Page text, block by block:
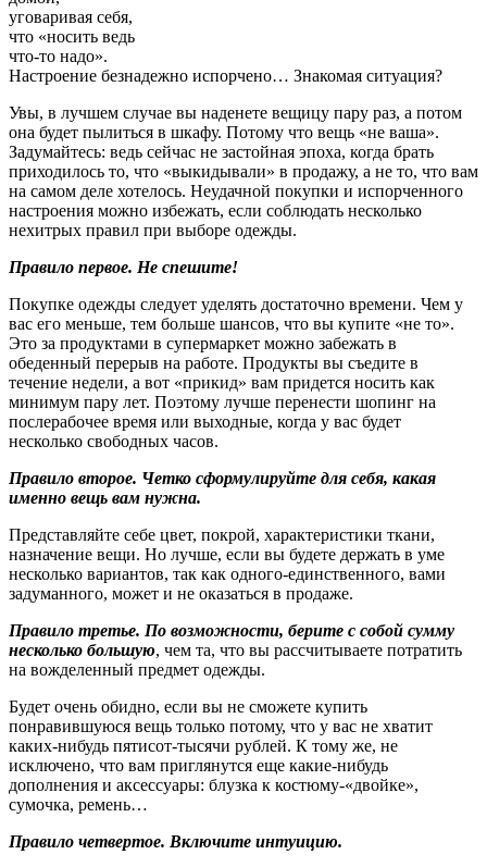
уговаривая себя,
что «носить ведь
что-то надо».
Настроение безнадежно испорчено… Знакомая ситуация?
Увы, в лучшем случае вы наденете вещицу пару раз, а потом
она будет пылиться в шкафу. Потому что вещь «не ваша».
Задумайтесь: ведь сейчас не застойная эпоха, когда брать
приходилось то, что «выкидывали» в продажу, а не то, что вам
на самом деле хотелось. Неудачной покупки и испорченного
настроения можно избежать, если соблюдать несколько
нехитрых правил при выборе одежды.
Правило первое. Не спешите!
Покупке одежды следует уделять достаточно времени. Чем у
вас его меньше, тем больше шансов, что вы купите «не то».
Это за продуктами в супермаркет можно забежать в
обеденный перерыв на работе. Продукты вы съедите в
течение недели, а вот «прикид» вам придется носить как
минимум пару лет. Поэтому лучше перенести шопинг на
послерабочее время или выходные, когда у вас будет
несколько свободных часов.
Правило второе. Четко сформулируйте для себя, какая
именно вещь вам нужна.
Представляйте себе цвет, покрой, характеристики ткани,
назначение вещи. Но лучше, если вы будете держать в уме
несколько вариантов, так как одного-единственного, вами
задуманного, может и не оказаться в продаже.
Правило третье. По возможности, берите с собой сумму
несколько большую, чем та, что вы рассчитываете потратить
на вожделенный предмет одежды.
Будет очень обидно, если вы не сможете купить
понравившуюся вещь только потому, что у вас не хватит
каких-нибудь пятисот-тысячи рублей. К тому же, не
исключено, что вам приглянутся еще какие-нибудь
дополнения и аксессуары: блузка к костюму-«двойке»,
сумочка, ремень…
Правило четвертое. Включите интуицию.